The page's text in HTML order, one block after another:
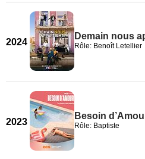
2024
Demain nous
Rôle: Benoît Letellier
2023
Besoin
Rôle: Baptiste